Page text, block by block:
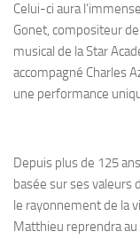
Celui-ci aura
Gonet, compositeur
musical de la Star
accompagné Charles
une performance
Depuis plus de 125
basée sur ses valeurs
le rayonnement de la
Matthieu reprendra